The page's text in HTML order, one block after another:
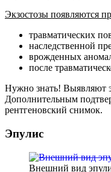
Экзостозы появляются
травматических
наследственной
врожденных
после
Нужно знать! Выявляют
Дополнительным
рентгеновский снимок.
Эпулис
Внешний вид